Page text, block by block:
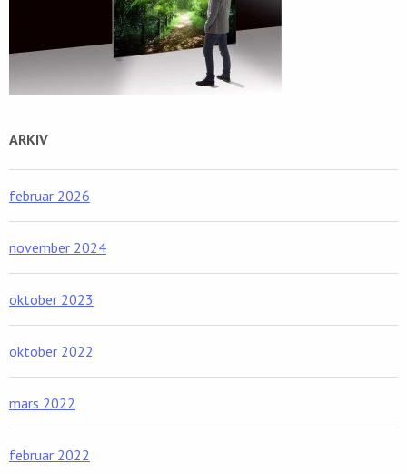
ARKIV
februar 2026
november 2024
oktober 2023
oktober 2022
mars 2022
februar 2022